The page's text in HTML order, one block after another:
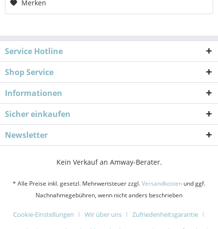
Merken
Service Hotline
Shop Service
Informationen
Sicher einkaufen
Newsletter
Kein Verkauf an Amway-Berater.
* Alle Preise inkl. gesetzl. Mehrwertsteuer zzgl.Versandkosten und ggf.
Nachnahmegebühren, wenn nicht anders beschrieben
Cookie-Einstellungen Wir über uns
Zufriedenheitsgarantie